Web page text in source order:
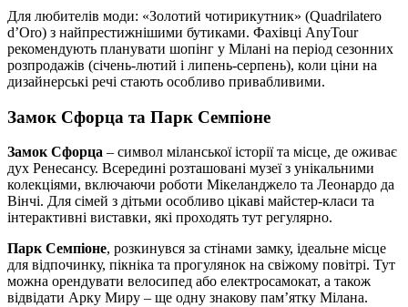
Для любителів моди: «Золотий чотирикутник» (Quadrilatero
d’Oro) з найпрестижнішими бутиками. Фахівці AnyTour
рекомендують планувати шопінг у Мілані на період сезонних
розпродажів (січень-лютий і липень-серпень), коли ціни на
дизайнерські речі стають особливо привабливими.
Замок Сфорца та Парк Семпіоне
Замок Сфорца – символ міланської історії та місце, де оживає
дух Ренесансу. Всередині розташовані музеї з унікальними
колекціями, включаючи роботи Мікеланджело та Леонардо да
Вінчі. Для сімей з дітьми особливо цікаві майстер-класи та
інтерактивні виставки, які проходять тут регулярно.
Парк Семпіоне, розкинувся за стінами замку, ідеальне місце
для відпочинку, пікніка та прогулянок на свіжому повітрі. Тут
можна орендувати велосипед або електросамокат, а також
відвідати Арку Миру – ще одну знакову пам’ятку Мілана.